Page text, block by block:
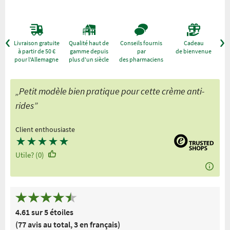
Livraison gratuite
à partir de 50 €
pour l'Allemagne
Qualité haut de
gamme depuis
plus d'un siècle
Conseils fournis
par
des pharmaciens
Cadeau
de bienvenue
„Petit modèle bien pratique pour cette crème anti-
rides”
Client enthousiaste
★★★★★
Utile? (0)
4.61 sur 5 étoiles
(77 avis au total, 3 en français)